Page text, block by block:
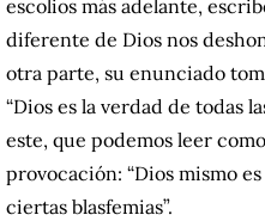
escolios más adelante,
diferente de Dios nos
otra parte, su enunciado
“Dios es la verdad de todas
este, que podemos leer
provocación: “Dios mismo
ciertas blasfemias”.